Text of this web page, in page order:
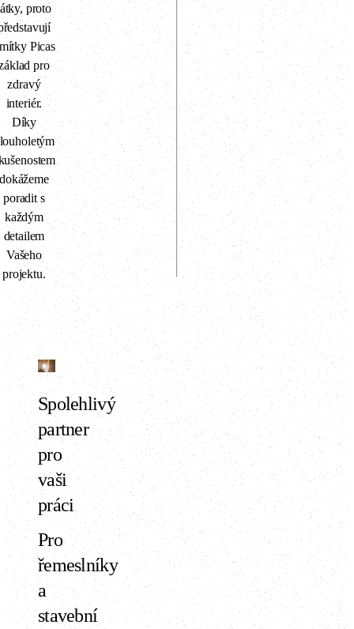
proto
Picas
pro
zdravý
interiér.
Díky
dokážeme
poradit s
každým
detailem
Vašeho
projektu.
Spolehlivý
partner
pro
vaši
práci
Pro
řemeslníky
a
stavební